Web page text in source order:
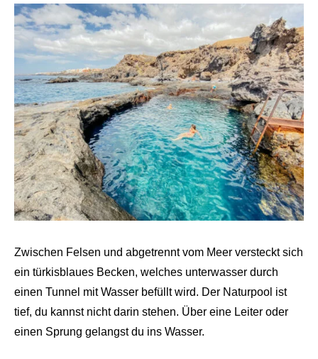
Zwischen Felsen und abgetrennt vom Meer versteckt sich
ein türkisblaues Becken, welches unterwasser durch
einen Tunnel mit Wasser befüllt wird. Der Naturpool ist
tief, du kannst nicht darin stehen. Über eine Leiter oder
einen Sprung gelangst du ins Wasser.